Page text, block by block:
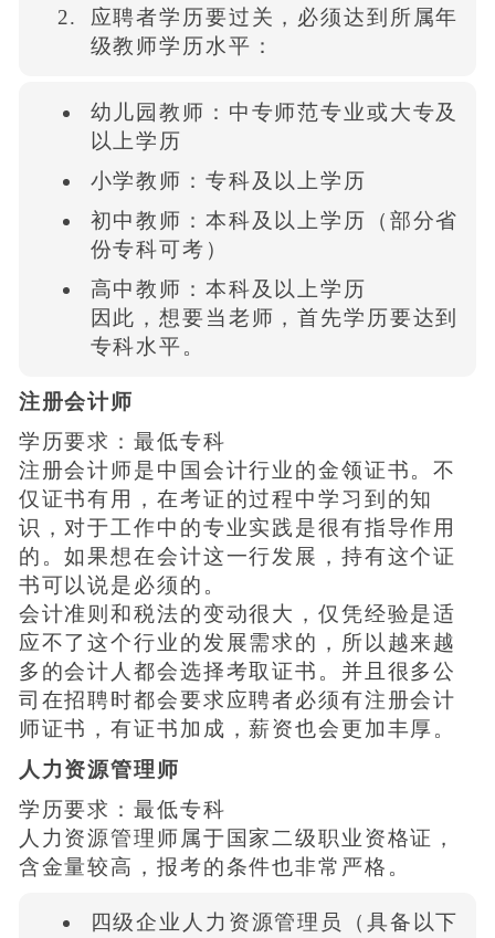
应聘者学历要过关，必须达到所属年
级教师学历水平：
幼儿园教师：中专师范专业或大专及
以上学历
小学教师：专科及以上学历
初中教师：本科及以上学历（部分省
份专科可考）
高中教师：本科及以上学历
因此，想要当老师，首先学历要达到
专科水平。
注册会计师
学历要求：最低专科
注册会计师是中国会计行业的金领证书。不
仅证书有用，在考证的过程中学习到的知
识，对于工作中的专业实践是很有指导作用
的。如果想在会计这一行发展，持有这个证
书可以说是必须的。
会计准则和税法的变动很大，仅凭经验是适
应不了这个行业的发展需求的，所以越来越
多的会计人都会选择考取证书。并且很多公
司在招聘时都会要求应聘者必须有注册会计
师证书，有证书加成，薪资也会更加丰厚。
人力资源管理师
学历要求：最低专科
人力资源管理师属于国家二级职业资格证，
含金量较高，报考的条件也非常严格。
四级企业人力资源管理员（具备以下